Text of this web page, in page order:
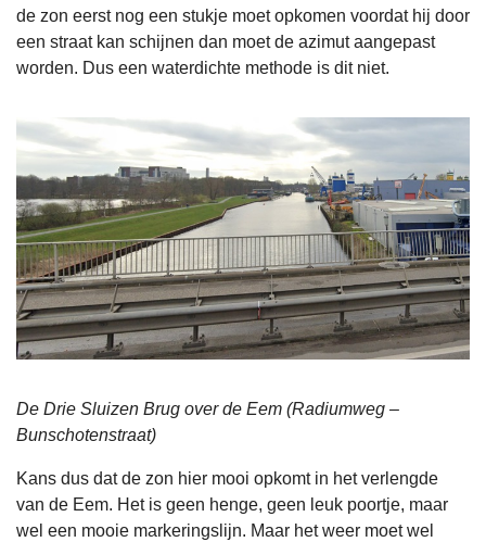
de zon eerst nog een stukje moet opkomen voordat hij door
een straat kan schijnen dan moet de azimut aangepast
worden. Dus een waterdichte methode is dit niet.
De Drie Sluizen Brug over de Eem (Radiumweg –
Bunschotenstraat)
Kans dus dat de zon hier mooi opkomt in het verlengde
van de Eem. Het is geen henge, geen leuk poortje, maar
wel een mooie markeringslijn. Maar het weer moet wel